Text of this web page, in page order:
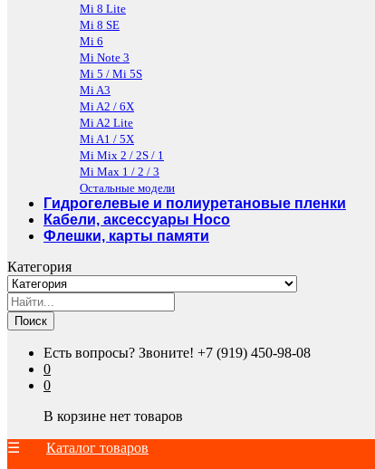
Mi 8 Lite
Mi 8 SE
Mi 6
Mi Note 3
Mi 5 / Mi 5S
Mi A3
Mi A2 / 6X
Mi A2 Lite
Mi A1 / 5X
Mi Mix 2 / 2S / 1
Mi Max 1 / 2 / 3
Остальные модели
Гидрогелевые и полиуретановые пленки
Кабели, аксессуары Hoco
Флешки, карты памяти
Категория
Поиск
Есть вопросы? Звоните! +7 (919) 450-98-08
0
0
В корзине нет товаров
Каталог товаров